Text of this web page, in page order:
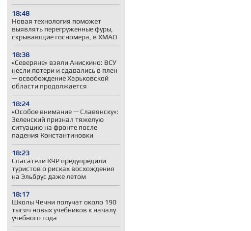
18:48
Новая технология поможет
выявлять перегруженные фуры,
скрывающие госномера, в ХМАО
18:38
«Северяне» взяли Анискино: ВСУ
несли потери и сдавались в плен
— освобождение Харьковской
области продолжается
18:24
«Особое внимание — Славянску»:
Зеленский признал тяжелую
ситуацию на фронте после
падения Константиновки
18:23
Спасатели КЧР предупредили
туристов о рисках восхождения
на Эльбрус даже летом
18:17
Школы Чечни получат около 190
тысяч новых учебников к началу
учебного года